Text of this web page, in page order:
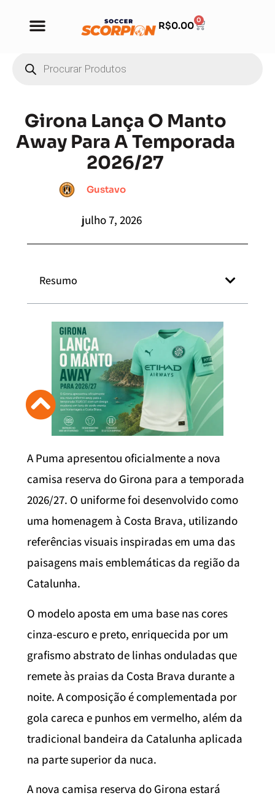
R$0.00 0
Girona Lança O Manto
Away Para A Temporada
2026/27
Gustavo
julho 7, 2026
Resumo
A Puma apresentou oficialmente a nova
camisa reserva do Girona para a temporada
2026/27. O uniforme foi desenvolvido como
uma homenagem à Costa Brava, utilizando
referências visuais inspiradas em uma das
paisagens mais emblemáticas da região da
Catalunha.
O modelo aposta em uma base nas cores
cinza-escuro e preto, enriquecida por um
grafismo abstrato de linhas onduladas que
remete às praias da Costa Brava durante a
noite. A composição é complementada por
gola careca e punhos em vermelho, além da
tradicional bandeira da Catalunha aplicada
na parte superior da nuca.
A nova camisa reserva do Girona estará